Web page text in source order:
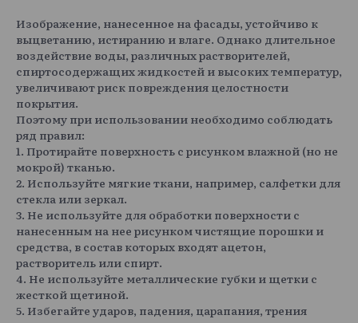
Изображение, нанесенное на фасады, устойчиво к
выцветанию, истиранию и влаге. Однако длительное
воздействие воды, различных растворителей,
спиртосодержащих жидкостей и высоких температур,
увеличивают риск повреждения целостности
покрытия.
Поэтому при использовании необходимо соблюдать
ряд правил:
1. Протирайте поверхность с рисунком влажной (но не
мокрой) тканью.
2. Используйте мягкие ткани, например, салфетки для
стекла или зеркал.
3. Не используйте для обработки поверхности с
нанесенным на нее рисунком чистящие порошки и
средства, в состав которых входят ацетон,
растворитель или спирт.
4. Не используйте металлические губки и щетки с
жесткой щетиной.
5. Избегайте ударов, падения, царапания, трения